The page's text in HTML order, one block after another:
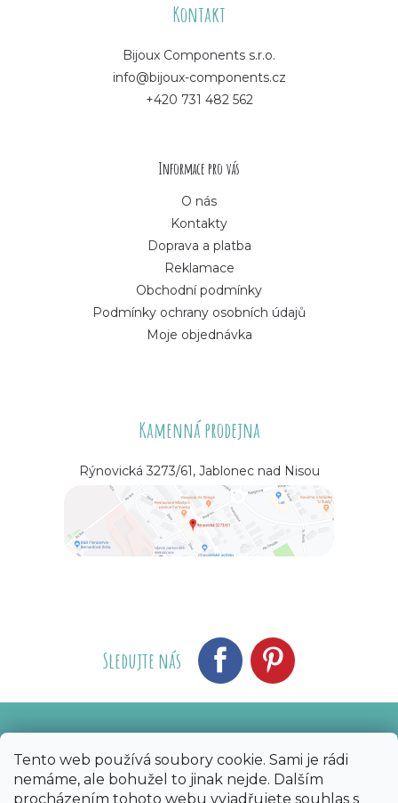
Tento web používá soubory cookie. Sami je rádi
nemáme, ale bohužel to jinak nejde. Dalším
procházením tohoto webu vyjadřujete souhlas s
Kontakt
Bijoux Components s.r.o.
info@bijoux-components.cz
+420 731 482 562
Informace pro vás
O nás
Kontakty
Doprava a platba
Reklamace
Obchodní podmínky
Podmínky ochrany osobních údajů
Moje objednávka
Kamenná prodejna
Rýnovická 3273/61, Jablonec nad Nisou
Sledujte nás
Copyright 2026 Bijoux Components - Svět